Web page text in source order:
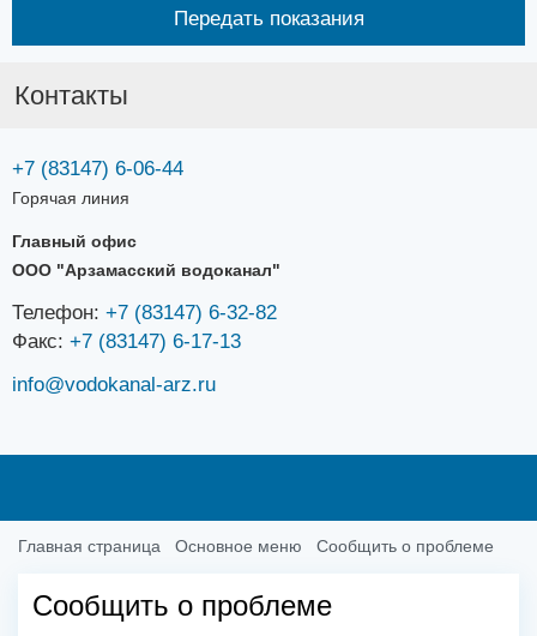
Передать показания
Контакты
+7 (83147) 6-06-44
Горячая линия
Главный офис
ООО "Арзамасский водоканал"
Телефон: +7 (83147) 6-32-82
Факс: +7 (83147) 6-17-13
info@vodokanal-arz.ru
Главная страница Основное меню Сообщить о проблеме
Сообщить о проблеме